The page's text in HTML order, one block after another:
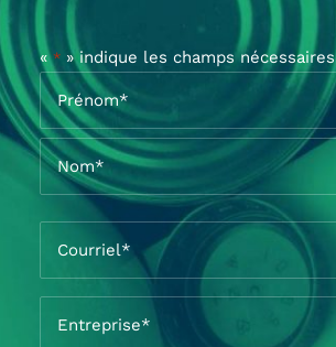
«* » indique les champs nécessaires
Nom
*
Prénom*